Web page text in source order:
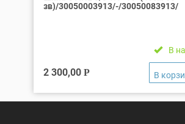
зв)/30050003913/-/30050083913/
В
2 300,00 Р